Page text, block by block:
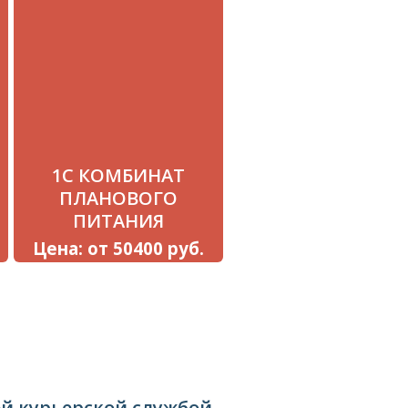
1С КОМБИНАТ
ПЛАНОВОГО
ПИТАНИЯ
Цена: от 50400 руб.